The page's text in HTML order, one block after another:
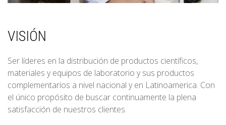
VISIÓN
Ser líderes en la distribución de productos científicos,
materiales y equipos de laboratorio y sus productos
complementarios a nivel nacional y en Latinoamerica. Con
el único propósito de buscar continuamente la plena
satisfacción de nuestros clientes.